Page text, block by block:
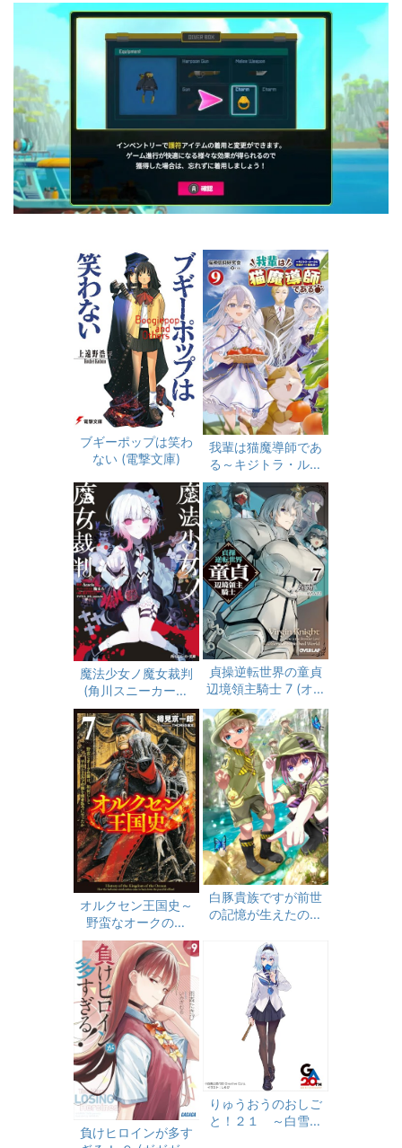
ブギーポップは笑わ
ない (電撃文庫)
我輩は猫魔導師であ
る～キジトラ・ルー
クの快適チート猫生
活～（サーガフォレ
スト）９
魔法少女ノ魔女裁判
(角川スニーカー文
庫)
貞操逆転世界の童貞
辺境領主騎士 7 (オー
バーラップ文庫)
オルクセン王国史～
野蛮なオークの国
は、如何にして平和
なエルフの国を焼き
払うに至ったか～
（サーガフォレス
ト）７【電子版限定
特典SS付き】
白豚貴族ですが前世
の記憶が生えたので
１７【電子書籍限定
書き下ろしSS付き】
負けヒロインが多す
りゅうおうのおしご
と！２１ ～白雪姫